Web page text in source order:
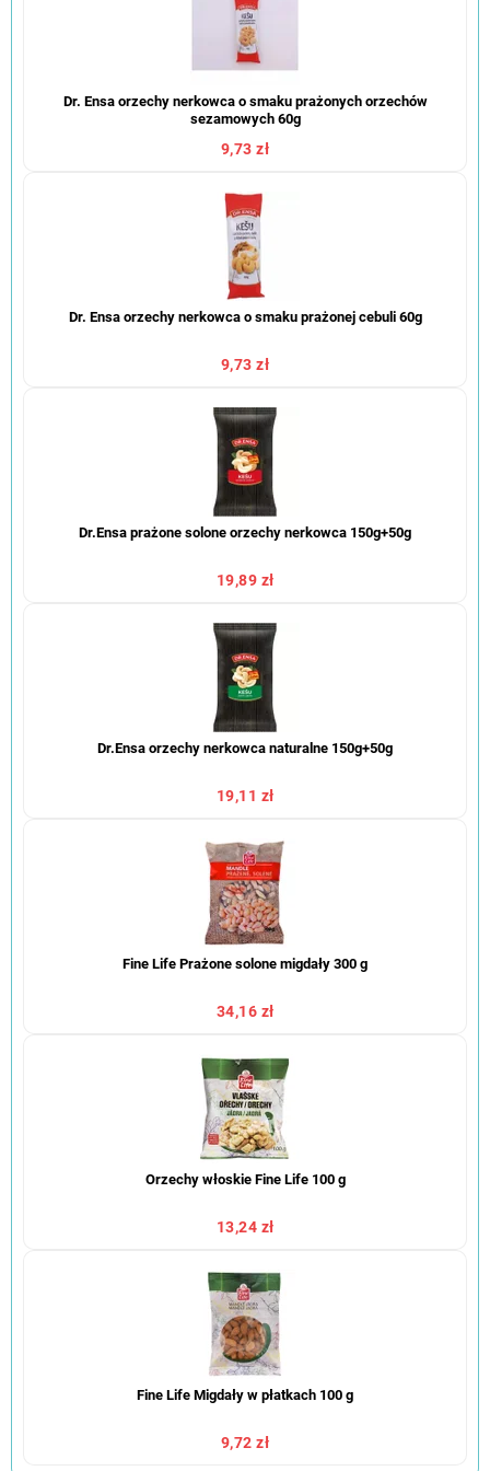
Dr. Ensa orzechy nerkowca o smaku prażonych orzechów
sezamowych 60g
9,73 zł
Dr. Ensa orzechy nerkowca o smaku prażonej cebuli 60g
9,73 zł
Dr.Ensa prażone solone orzechy nerkowca 150g+50g
19,89 zł
Dr.Ensa orzechy nerkowca naturalne 150g+50g
19,11 zł
Fine Life Prażone solone migdały 300 g
34,16 zł
Orzechy włoskie Fine Life 100 g
13,24 zł
Fine Life Migdały w płatkach 100 g
9,72 zł